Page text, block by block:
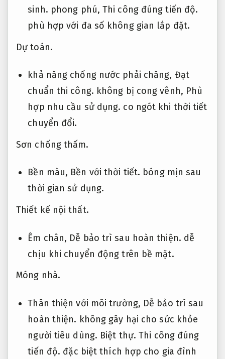
sinh. phong phú,Thi công đúng tiến độ.
phù hợp với đa số không gian lắp đặt.
Dự toán.
khả năng chống nước phải chăng, Đạt
chuẩn thi công. không bị cong vênh, Phù
hợp nhu cầu sử dụng. co ngót khi thời tiết
chuyển đổi.
Sơn chống thấm.
Bền màu, Bền với thời tiết. bóng mịn sau
thời gian sử dụng.
Thiết kế nội thất.
Êm chân, Dễ bảo trì sau hoàn thiện. dễ
chịu khi chuyển động trên bề mặt.
Móng nhà.
Thân thiện với môi trường, Dễ bảo trì sau
hoàn thiện. không gây hại cho sức khỏe
người tiêu dùng. Biệt thự. Thi công đúng
tiến độ. đặc biệt thích hợp cho gia đình